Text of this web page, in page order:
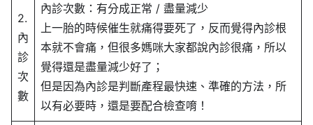
2.
內
診
次
數
內診次數：有分成正常 / 盡量減少
上一胎的時候催生就痛得要死了，反而覺得內診根
本就不會痛，但很多媽咪大家都說內診很痛，所以
覺得還是盡量減少好了；
但是因為內診是判斷產程最快速、準確的方法，所
以有必要時，還是要配合檢查唷！